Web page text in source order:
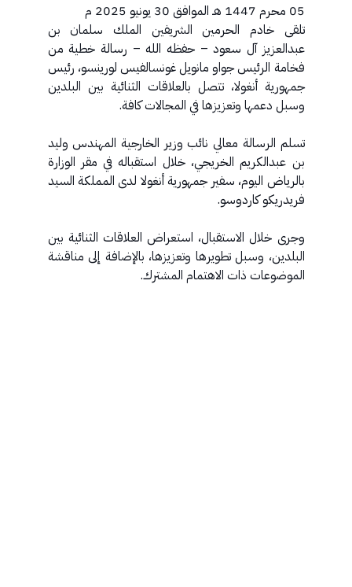
05 محرم 1447 هـ الموافق 30 يونيو 2025 م
تلقى خادم الحرمين الشريفين الملك سلمان بن
عبدالعزيز آل سعود – حفظه الله – رسالة خطية من
فخامة الرئيس جواو مانويل غونسالفيس لورينسو، رئيس
جمهورية أنغولا، تتصل بالعلاقات الثنائية بين البلدين
وسبل دعمها وتعزيزها في المجالات كافة.
تسلم الرسالة معالي نائب وزير الخارجية المهندس وليد
بن عبدالكريم الخريجي، خلال استقباله في مقر الوزارة
بالرياض اليوم، سفير جمهورية أنغولا لدى المملكة السيد
فريدريكو كاردوسو.
وجرى خلال الاستقبال، استعراض العلاقات الثنائية بين
البلدين، وسبل تطويرها وتعزيزها، بالإضافة إلى مناقشة
الموضوعات ذات الاهتمام المشترك.